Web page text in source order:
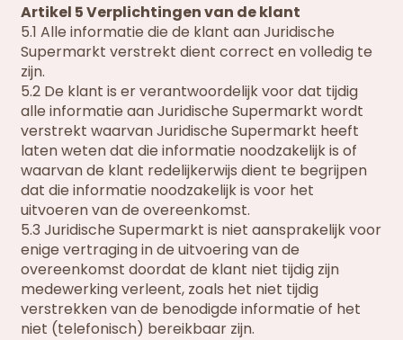
Artikel 5 Verplichtingen van de klant
5.1 Alle informatie die de klant aan Juridische
Supermarkt verstrekt dient correct en volledig te
zijn.
5.2 De klant is er verantwoordelijk voor dat tijdig
alle informatie aan Juridische Supermarkt wordt
verstrekt waarvan Juridische Supermarkt heeft
laten weten dat die informatie noodzakelijk is of
waarvan de klant redelijkerwijs dient te begrijpen
dat die informatie noodzakelijk is voor het
uitvoeren van de overeenkomst.
5.3 Juridische Supermarkt is niet aansprakelijk voor
enige vertraging in de uitvoering van de
overeenkomst doordat de klant niet tijdig zijn
medewerking verleent, zoals het niet tijdig
verstrekken van de benodigde informatie of het
niet (telefonisch) bereikbaar zijn.